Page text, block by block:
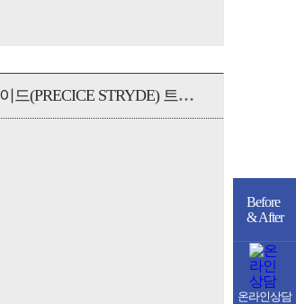
국제 프리사이스 스트라이드(PRECICE STRYDE) 트레이닝센터 1차 VSP
Before
& After
온라인상담